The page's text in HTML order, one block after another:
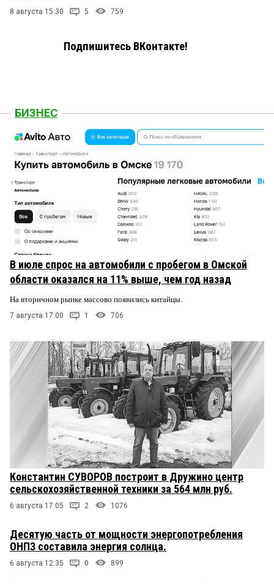
8 августа 15:30 5 759
Подпишитесь ВКонтакте!
БИЗНЕС
В июле спрос на автомобили с пробегом в Омской
области оказался на 11% выше, чем год назад
На вторичном рынке массово появились китайцы.
7 августа 17:00 1 706
Константин СУВОРОВ построит в Дружино центр
сельскохозяйственной техники за 564 млн руб.
6 августа 17:05 2 1076
Десятую часть от мощности энергопотребления
ОНПЗ составила энергия солнца.
6 августа 12:35 0 899